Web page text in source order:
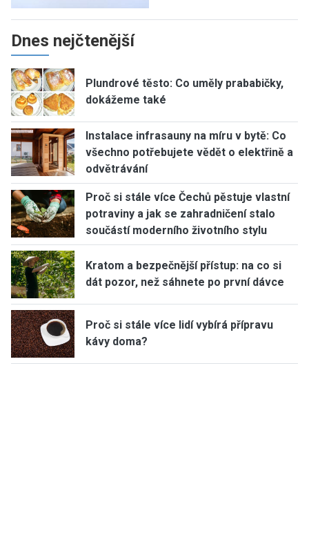
Dnes nejčtenější
Plundrové těsto: Co uměly prababičky,
dokážeme také
Instalace infrasauny na míru v bytě: Co
všechno potřebujete vědět o elektřině a
odvětrávání
Proč si stále více Čechů pěstuje vlastní
potraviny a jak se zahradničení stalo
součástí moderního životního stylu
Kratom a bezpečnější přístup: na co si
dát pozor, než sáhnete po první dávce
Proč si stále více lidí vybírá přípravu
kávy doma?